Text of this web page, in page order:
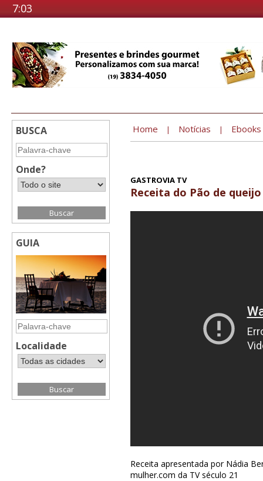
7:03
BUSCA
Onde?
GUIA
Localidade
Home | Notícias | Ebooks
GASTROVIA TV
Receita do Pão de
Receita apresentada por Nádia
mulher.com da TV século 21